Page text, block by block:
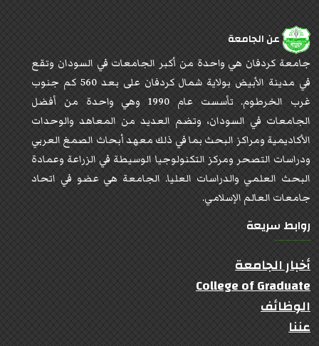
عن الجامعة
جامعة كردفان هي واحدة من أكبر الجامعات في السودان وتقع
في مدينة الأبيض بولاية شمال كردفان على بعد 560 كم جنوب
غرب الخرطوم. تأسست عام 1990 وهي واحدة من أفضل
الجامعات في السودان، وتضم العديد من المعاهد والوحدات
الأكاديمية ومراكز البحث بما في ذلك معهد أبحاث الصمغ العربي
ودراسات التصحر ومركز التكنولوجيا الوسيطة في الزراعة وعمادة
البحث العلمي والدراسات العليا. الجامعة هي عضو في اتحاد
جامعات العالم الإسلامي.
روابط سريعة
أخبار الجامعة
College of Graduate
الوظائف
عننا